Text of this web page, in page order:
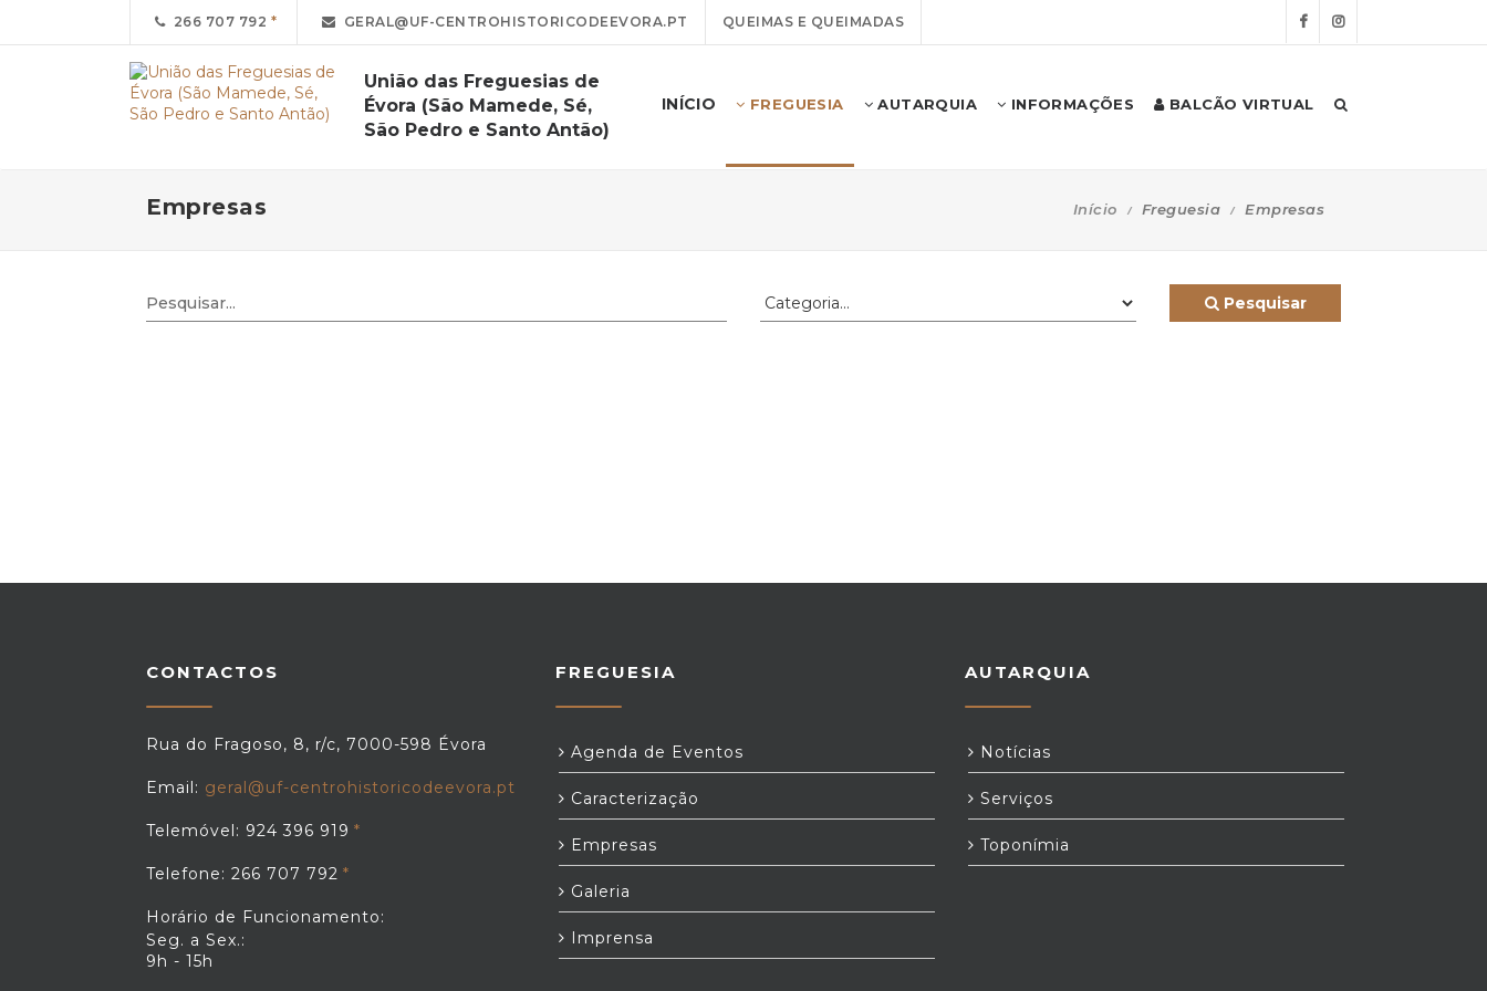
266 707 792 GERAL@UF-CENTROHISTORICODEEVORA.PT QUEIMAS E QUEIMADAS
União das Freguesias de
Évora (São Mamede, Sé,
São Pedro e Santo Antão)
INÍCIO FREGUESIA AUTARQUIA INFORMAÇÕES BALCÃO VIRTUAL
Empresas Início Freguesia Empresas
Pesquisar
CONTACTOS
Rua do Fragoso, 8, r/c, 7000-598 Évora
Email: geral@uf-centrohistoricodeevora.pt
Telemóvel: 924 396 919
Telefone: 266 707 792
Horário de Funcionamento:
Seg. a Sex.:
9h - 15h
FREGUESIA
Agenda de Eventos
Caracterização
Empresas
Galeria
Imprensa
AUTARQUIA
Notícias
Serviços
Toponímia